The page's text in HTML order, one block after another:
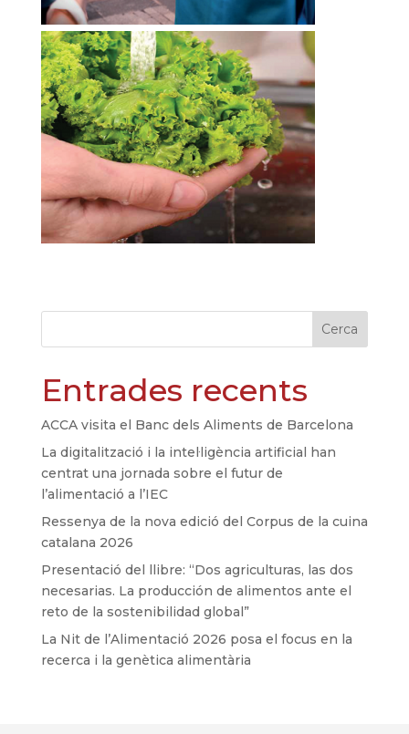
Cerca
Entrades recents
ACCA visita el Banc dels Aliments de Barcelona
La digitalització i la intel·ligència artificial han
centrat una jornada sobre el futur de
l’alimentació a l’IEC
Ressenya de la nova edició del Corpus de la cuina
catalana 2026
Presentació del llibre: “Dos agriculturas, las dos
necesarias. La producción de alimentos ante el
reto de la sostenibilidad global”
La Nit de l’Alimentació 2026 posa el focus en la
recerca i la genètica alimentària